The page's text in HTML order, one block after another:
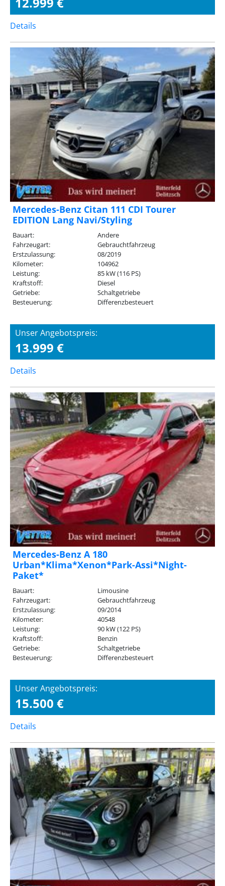
Details
Mercedes-Benz Citan 111 CDI Tourer
EDITION Lang Navi/Styling
Bauart:
Andere
Fahrzeugart:
Gebrauchtfahrzeug
Erstzulassung:
08/2019
Kilometer:
104962
Leistung:
85 kW (116 PS)
Kraftstoff:
Diesel
Getriebe:
Schaltgetriebe
Besteuerung:
Differenzbesteuert
Unser Angebotspreis:
13.999 €
Details
Mercedes-Benz A 180
Urban*Klima*Xenon*Park-Assi*Night-
Paket*
Bauart:
Limousine
Fahrzeugart:
Gebrauchtfahrzeug
Erstzulassung:
09/2014
Kilometer:
40548
Leistung:
90 kW (122 PS)
Kraftstoff:
Benzin
Getriebe:
Schaltgetriebe
Besteuerung:
Differenzbesteuert
Unser Angebotspreis:
15.500 €
Details